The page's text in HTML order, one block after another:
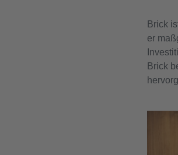
Brick
er
Brick